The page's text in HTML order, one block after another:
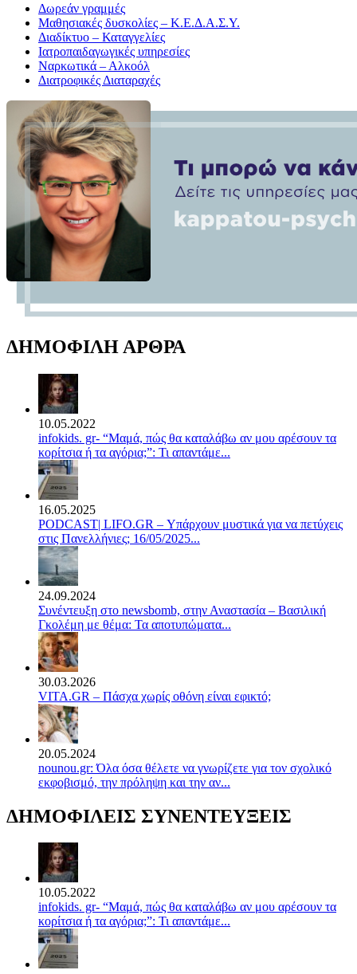
Δωρεάν γραμμές
Μαθησιακές δυσκολίες – Κ.Ε.Δ.Α.Σ.Υ.
Διαδίκτυο – Καταγγελίες
Ιατροπαιδαγωγικές υπηρεσίες
Ναρκωτικά – Αλκοόλ
Διατροφικές Διαταραχές
ΔΗΜΟΦΙΛΗ ΑΡΘΡΑ
10.05.2022
infokids. gr- “Μαμά, πώς θα καταλάβω αν μου αρέσουν τα
κορίτσια ή τα αγόρια;”: Τι απαντάμε...
16.05.2025
PODCAST| LIFO.GR – Υπάρχουν μυστικά για να πετύχεις
στις Πανελλήνιες; 16/05/2025...
24.09.2024
Συνέντευξη στο newsbomb, στην Αναστασία – Βασιλική
Γκολέμη με θέμα: Τα αποτυπώματα...
30.03.2026
VITA.GR – Πάσχα χωρίς οθόνη είναι εφικτό;
20.05.2024
nounou.gr: Όλα όσα θέλετε να γνωρίζετε για τον σχολικό
εκφοβισμό, την πρόληψη και την αν...
ΔΗΜΟΦΙΛΕΙΣ ΣΥΝΕΝΤΕΥΞΕΙΣ
10.05.2022
infokids. gr- “Μαμά, πώς θα καταλάβω αν μου αρέσουν τα
κορίτσια ή τα αγόρια;”: Τι απαντάμε...